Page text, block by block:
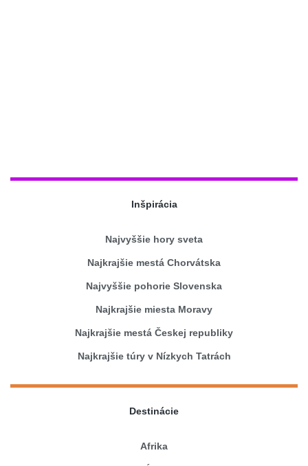
Inšpirácia
Najvyššie hory sveta
Najkrajšie mestá Chorvátska
Najvyššie pohorie Slovenska
Najkrajšie miesta Moravy
Najkrajšie mestá Českej republiky
Najkrajšie túry v Nízkych Tatrách
Destinácie
Afrika